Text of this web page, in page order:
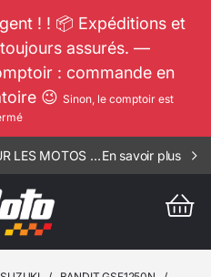
! ! 📦 Expéditions et
assurés. —
: commande en
😉 Sinon, le comptoir est
IMPORTANTES PROMOS SUR LES MOTOS COMPLETES !!! CONSULTEZ NOS ANNONCES ----- MOTO - RIV - 1002En savoir plus